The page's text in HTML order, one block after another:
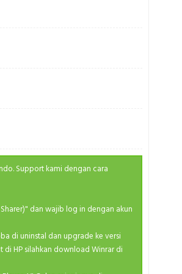
Support kami dengan cara
dan wajib log in dengan akun
di uninstal dan upgrade ke versi
di HP silahkan download Winrar di